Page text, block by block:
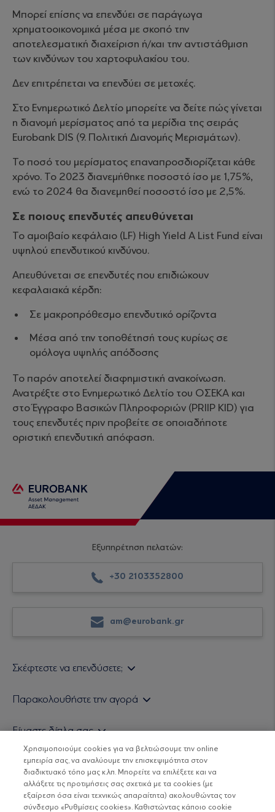
Μπορεί επίσης να επενδύει σε παράγωγα
χρηματοοικονομικά μέσα με σκοπό την
αποτελεσματική διαχείριση ή/και την αντιστάθμιση
των κινδύνων του χαρτοφυλακίου του.
Δεν επιτρέπεται να επενδύει σε μετοχές.
Στο Ενημερωτικό Δελτίο μπορείτε να δείτε πώς γίνεται
η διανομή μερίσματος από τα μερίδια της σειράς
Eurobank DIS (9. Πολιτική Διανομής Μερισμάτων).
Το ποσό του μερίσματος επαναπροσδιορίζεται κάθε
χρόνο. Το 2023 διανεμήθηκε ποσοστό ίσο με 1,75%,
ενώ το 2024 θα διανεμηθεί ποσοστό ίσο με 2,5%.
Σε ποιους επενδυτές απευθύνεται
Το αμοιβαίο κεφάλαιο (LF) High Yield A List Fund είναι
υψηλού επενδυτικού κινδύνου.
Απευθύνεται σε επενδυτές που επιδιώκουν
κεφαλαιακά κέρδη:
Σε μακροπρόθεσμο επενδυτικό ορίζοντα
Μέσα από την τοποθέτησή τους κυρίως σε
ομόλογα υψηλής απόδοσης
Το παρόν αποτελεί διαφημιστική ανακοίνωση.
Ανατρέξτε στο Ενημερωτικό Δελτίο του ΟΣΕΚΑ και
στο Έγγραφο Βασικών Πληροφοριών (PRIIP KID) για
τους επενδυτές πριν προβείτε σε οποιαδήποτε
οριστική επενδυτική απόφαση.
Εξυπηρέτηση πελατών:
+30 2103352800
am@eurobank.gr
Σκέφτεστε να επενδύσετε;
Τιμολογιακή Πολιτική
Δείτε τις πολιτικές μας
Βασικές Γνώσεις
Παρακολουθήστε την αγορά
Τα νέα μας
Χρήσιμοι σύνδεσμοι
Είμαστε δίπλα σας
H Eurobank Asset Management ΑΕΔΑΚ
Επενδυτική φιλοσοφία ESG
Πιστοποιημένα στελέχη και συνεργάτες
ΟΙ ΟΣΕΚΑ ΔΕΝ ΕΧΟΥΝ ΕΓΓΥΗΜΕΝΗ ΑΠΟΔΟΣΗ ΚΑΙ ΟΙ
ΠΡΟΗΓΟΥΜΕΝΕΣ ΑΠΟΔΟΣΕΙΣ ΔΕΝ ΔΙΑΣΦΑΛΙΖΟΥΝ ΤΙΣ
ΜΕΛΛΟΝΤΙΚΕΣ
Χρησιμοποιούμε cookies για να βελτιώσουμε την online
εμπειρία σας, να αναλύουμε την επισκεψιμότητα στον
διαδικτυακό τόπο μας κ.λπ. Μπορείτε να επιλέξετε και να
αλλάξετε τις προτιμήσεις σας σχετικά με τα cookies (με
εξαίρεση όσα είναι τεχνικώς απαραίτητα) ακολουθώντας τον
σύνδεσμο «Ρυθμίσεις cookies». Καθιστώντας κάποιο cookie